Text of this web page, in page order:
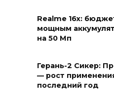
Realme 16x:
мощным
на 50 Мп
Герань-2 Сикер:
— рост
последний год